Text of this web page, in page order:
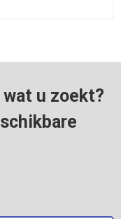
u zoekt?